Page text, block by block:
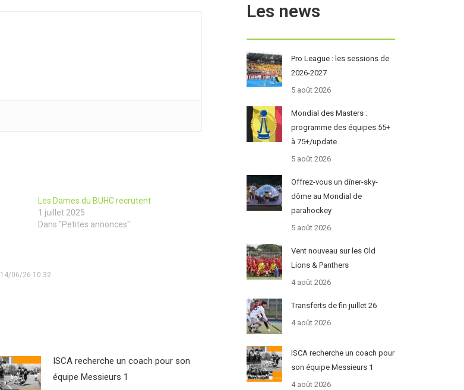
Les Dames du BUHC recrutent
1 juillet 2025
Dans "Petites annonces"
14/06/26 10:32
ISCA recherche un coach pour son
équipe Messieurs 1
Les news
Pro League : les sessions de
2026-2027
5 août 2026
Mondial des Masters :
programme des équipes 55+
à 75+/update
5 août 2026
Offrez-vous un dîner-sky-
dôme au Mondial de
parahockey
5 août 2026
Vent nouveau sur les Old
Lions & Panthers
4 août 2026
Transferts de fin juillet 26
4 août 2026
ISCA recherche un coach pour
son équipe Messieurs 1
4 août 2026